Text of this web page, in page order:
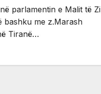
parlamentin e Malit të Zi
bashku me z.Marash
Tiranë…